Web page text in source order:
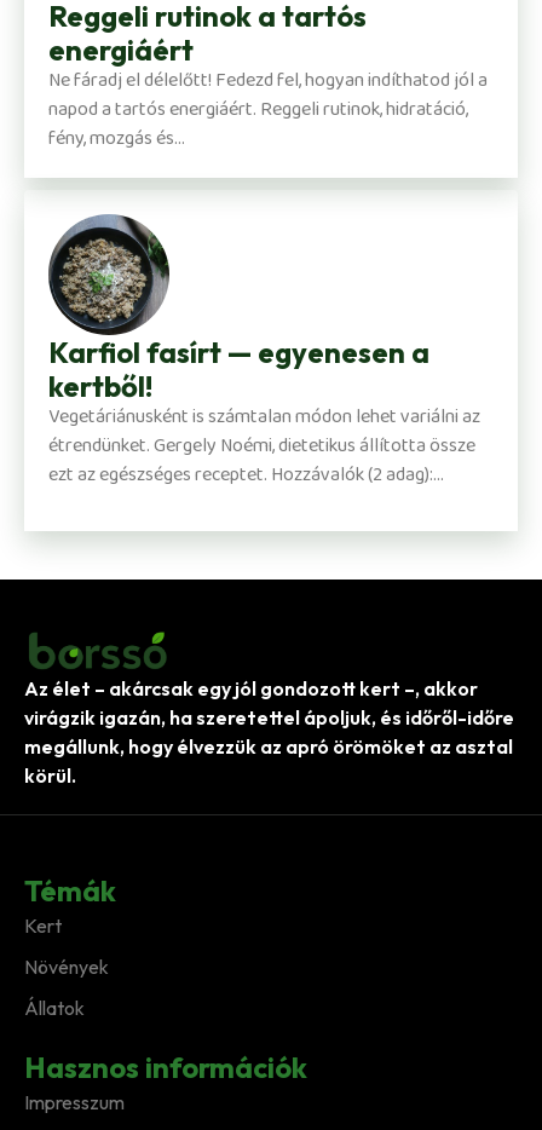
Reggeli rutinok a tartós
energiáért
Ne fáradj el délelőtt! Fedezd fel, hogyan indíthatod jól a
napod a tartós energiáért. Reggeli rutinok, hidratáció,
fény, mozgás és...
Karfiol fasírt — egyenesen a
kertből!
Vegetáriánusként is számtalan módon lehet variálni az
étrendünket. Gergely Noémi, dietetikus állította össze
ezt az egészséges receptet. Hozzávalók (2 adag):...
Az élet – akárcsak egy jól gondozott kert –, akkor
virágzik igazán, ha szeretettel ápoljuk, és időről-időre
megállunk, hogy élvezzük az apró örömöket az asztal
körül.
Témák
Kert
Növények
Állatok
Hasznos információk
Impresszum